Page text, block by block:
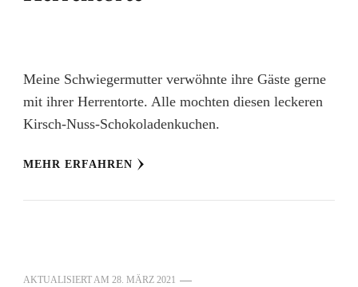
Meine Schwiegermutter verwöhnte ihre Gäste gerne
mit ihrer Herrentorte. Alle mochten diesen leckeren
Kirsch-Nuss-Schokoladenkuchen.
MEHR ERFAHREN
AKTUALISIERT AM 28. MÄRZ 2021